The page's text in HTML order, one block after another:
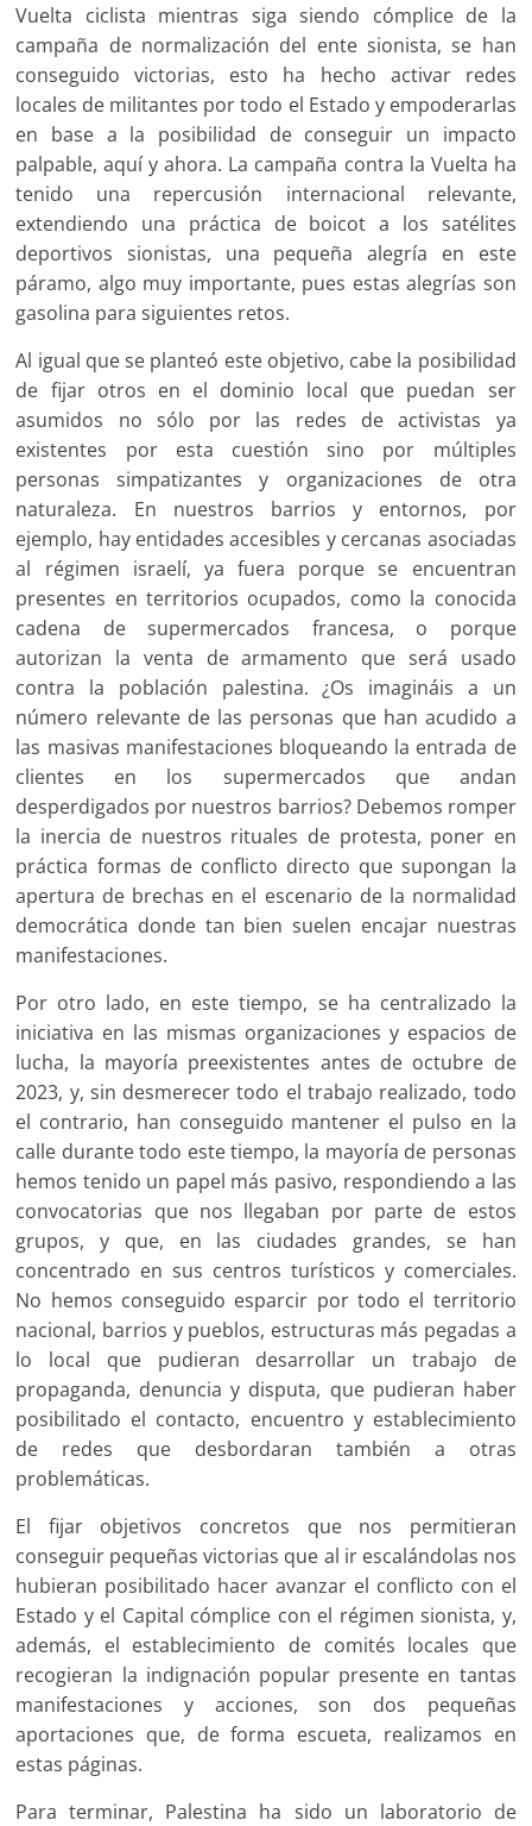
Vuelta ciclista mientras siga siendo cómplice de la
campaña de normalización del ente sionista, se han
conseguido victorias, esto ha hecho activar redes
locales de militantes por todo el Estado y empoderarlas
en base a la posibilidad de conseguir un impacto
palpable, aquí y ahora. La campaña contra la Vuelta ha
tenido una repercusión internacional relevante,
extendiendo una práctica de boicot a los satélites
deportivos sionistas, una pequeña alegría en este
páramo, algo muy importante, pues estas alegrías son
gasolina para siguientes retos.
Al igual que se planteó este objetivo, cabe la posibilidad
de fijar otros en el dominio local que puedan ser
asumidos no sólo por las redes de activistas ya
existentes por esta cuestión sino por múltiples
personas simpatizantes y organizaciones de otra
naturaleza. En nuestros barrios y entornos, por
ejemplo, hay entidades accesibles y cercanas asociadas
al régimen israelí, ya fuera porque se encuentran
presentes en territorios ocupados, como la conocida
cadena de supermercados francesa, o porque
autorizan la venta de armamento que será usado
contra la población palestina. ¿Os imagináis a un
número relevante de las personas que han acudido a
las masivas manifestaciones bloqueando la entrada de
clientes en los supermercados que andan
desperdigados por nuestros barrios? Debemos romper
la inercia de nuestros rituales de protesta, poner en
práctica formas de conflicto directo que supongan la
apertura de brechas en el escenario de la normalidad
democrática donde tan bien suelen encajar nuestras
manifestaciones.
Por otro lado, en este tiempo, se ha centralizado la
iniciativa en las mismas organizaciones y espacios de
lucha, la mayoría preexistentes antes de octubre de
2023, y, sin desmerecer todo el trabajo realizado, todo
el contrario, han conseguido mantener el pulso en la
calle durante todo este tiempo, la mayoría de personas
hemos tenido un papel más pasivo, respondiendo a las
convocatorias que nos llegaban por parte de estos
grupos, y que, en las ciudades grandes, se han
concentrado en sus centros turísticos y comerciales.
No hemos conseguido esparcir por todo el territorio
nacional, barrios y pueblos, estructuras más pegadas a
lo local que pudieran desarrollar un trabajo de
propaganda, denuncia y disputa, que pudieran haber
posibilitado el contacto, encuentro y establecimiento
de redes que desbordaran también a otras
problemáticas.
El fijar objetivos concretos que nos permitieran
conseguir pequeñas victorias que al ir escalándolas nos
hubieran posibilitado hacer avanzar el conflicto con el
Estado y el Capital cómplice con el régimen sionista, y,
además, el establecimiento de comités locales que
recogieran la indignación popular presente en tantas
manifestaciones y acciones, son dos pequeñas
aportaciones que, de forma escueta, realizamos en
estas páginas.
Para terminar, Palestina ha sido un laboratorio de